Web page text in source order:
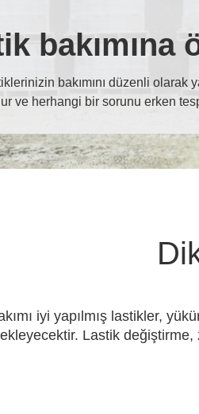
bakımına
bakımını düzenli olarak
ve herhangi bir sorunu erken
iyi yapılmış lastikler,
Lastik değiştirme,